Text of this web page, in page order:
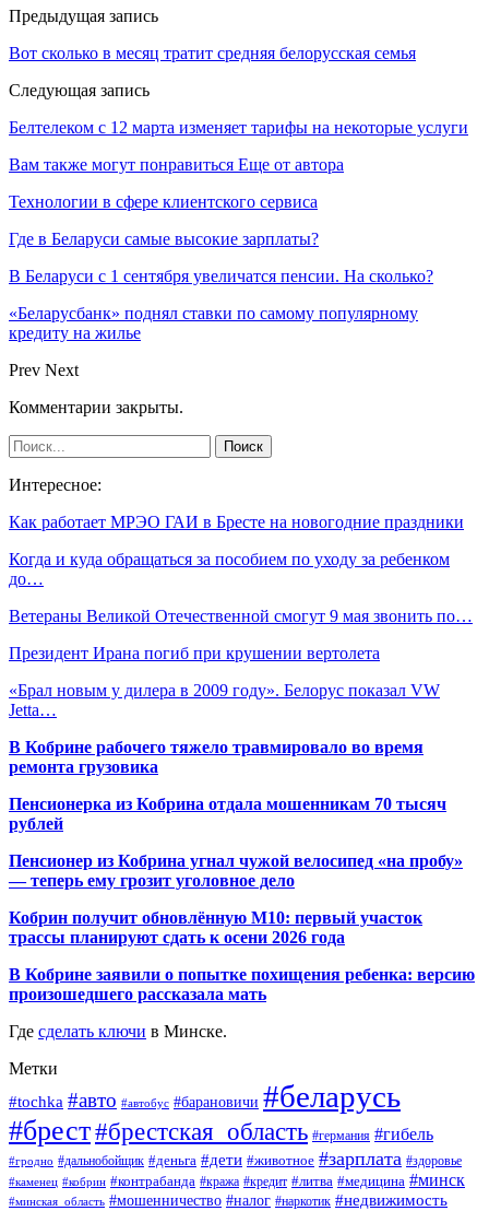
Предыдущая запись
Вот сколько в месяц тратит средняя белорусская семья
Следующая запись
Белтелеком с 12 марта изменяет тарифы на некоторые услуги
Вам также могут понравиться Еще от автора
Технологии в сфере клиентского сервиса
Где в Беларуси самые высокие зарплаты?
В Беларуси с 1 сентября увеличатся пенсии. На сколько?
«Беларусбанк» поднял ставки по самому популярному
кредиту на жилье
Prev Next
Комментарии закрыты.
Интересное:
Как работает МРЭО ГАИ в Бресте на новогодние праздники
Когда и куда обращаться за пособием по уходу за ребенком
до…
Ветераны Великой Отечественной смогут 9 мая звонить по…
Президент Ирана погиб при крушении вертолета
«Брал новым у дилера в 2009 году». Белорус показал VW
Jetta…
В Кобрине рабочего тяжело травмировало во время
ремонта грузовика
Пенсионерка из Кобрина отдала мошенникам 70 тысяч
рублей
Пенсионер из Кобрина угнал чужой велосипед «на пробу»
— теперь ему грозит уголовное дело
Кобрин получит обновлённую М10: первый участок
трассы планируют сдать к осени 2026 года
В Кобрине заявили о попытке похищения ребенка: версию
произошедшего рассказала мать
Где сделать ключи в Минске.
Метки
#tochka #авто #автобус #барановичи #беларусь
#брест#брестская_область #германия #гибель
#гродно #дальнобойщик #деньга #дети #животное #зарплата #здоровье
#каменец #кобрин #контрабанда #кража #кредит #литва #медицина #минск
#минская_область #мошенничество #налог #наркотик #недвижимость